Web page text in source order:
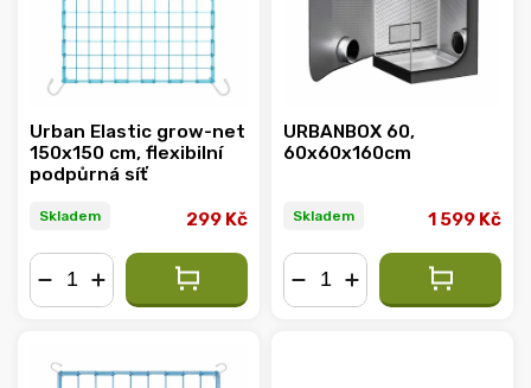
Urban Elastic grow-net
150x150 cm, flexibilní
podpůrná síť
Skladem 299 Kč
URBANBOX 60,
60x60x160cm
Skladem 1 599 Kč